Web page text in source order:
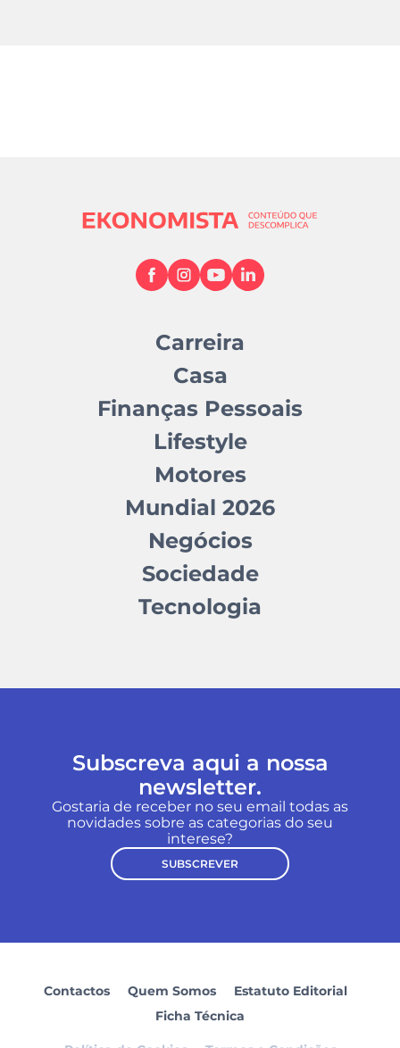
Carreira
Casa
Finanças Pessoais
Lifestyle
Motores
Mundial 2026
Negócios
Sociedade
Tecnologia
Subscreva aqui a nossa
newsletter.
Gostaria de receber no seu email todas as
novidades sobre as categorias do seu
interese?
SUBSCREVER
Contactos Quem Somos
Estatuto Editorial
Ficha Técnica